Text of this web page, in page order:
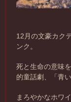
12月の文豪カク
ンク。
死と生命の意味
的童話劇、「青
まろやかなホワ